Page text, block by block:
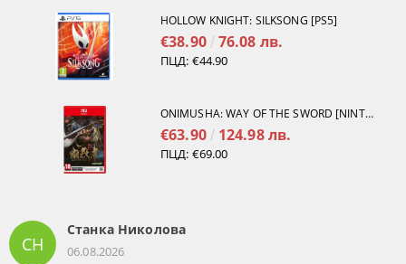
HOLLOW KNIGHT: SILKSONG [PS5]
€38.90 76.08 лв.
ПЦД: €44.90
ONIMUSHA: WAY OF THE SWORD [NINTENDO SWITCH 2]
€63.90 124.98 лв.
ПЦД: €69.00
СН
Станка Николова
06.08.2026